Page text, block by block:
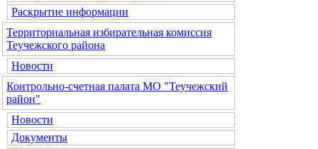
Раскрытие информации
Территориальная избирательная комиссия
Теучежского района
Новости
Контрольно-счетная палата МО "Теучежский
район"
Новости
Документы